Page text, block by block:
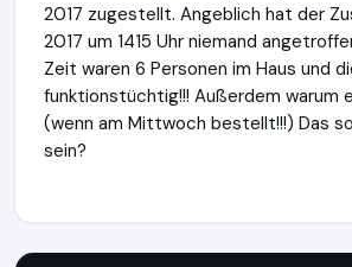
2017 zugestellt. Angeblich hat der
2017 um 1415 Uhr niemand
Zeit waren 6 Personen im Haus und
funktionstüchtig!!! Außerdem warum
(wenn am Mittwoch bestellt!!!) Das
sein?